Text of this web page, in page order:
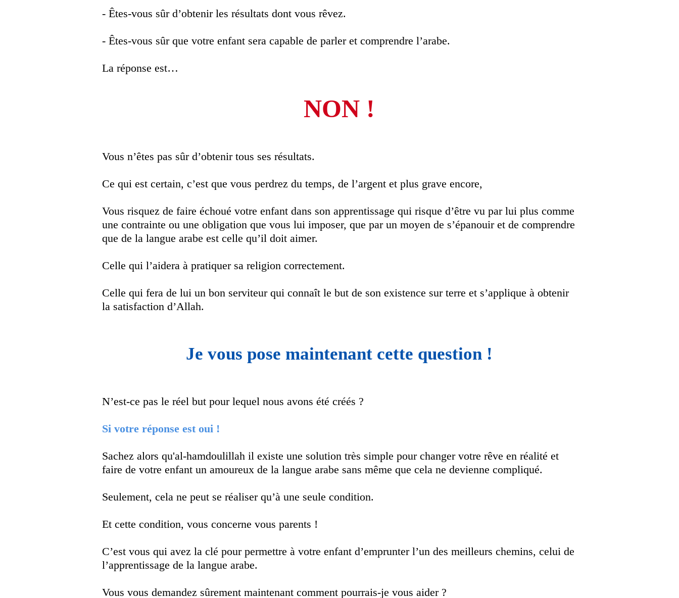
- Êtes-vous sûr d’obtenir les résultats dont vous rêvez.
- Êtes-vous sûr que votre enfant sera capable de parler et comprendre l’arabe.
La réponse est…
NON !
Vous n’êtes pas sûr d’obtenir tous ses résultats.
Ce qui est certain, c’est que vous perdrez du temps, de l’argent et plus grave encore,
Vous risquez de faire échoué votre enfant dans son apprentissage qui risque d’être vu par lui plus comme
une contrainte ou une obligation que vous lui imposer, que par un moyen de s’épanouir et de comprendre
que de la langue arabe est celle qu’il doit aimer.
Celle qui l’aidera à pratiquer sa religion correctement.
Celle qui fera de lui un bon serviteur qui connaît le but de son existence sur terre et s’applique à obtenir
la satisfaction d’Allah.
Je vous pose maintenant cette question !
N’est-ce pas le réel but pour lequel nous avons été créés ?
Si votre réponse est oui !
Sachez alors qu'al-hamdoulillah il existe une solution très simple pour changer votre rêve en réalité et
faire de votre enfant un amoureux de la langue arabe sans même que cela ne devienne compliqué.
Seulement, cela ne peut se réaliser qu’à une seule condition.
Et cette condition, vous concerne vous parents !
C’est vous qui avez la clé pour permettre à votre enfant d’emprunter l’un des meilleurs chemins, celui de
l’apprentissage de la langue arabe.
Vous vous demandez sûrement maintenant comment pourrais-je vous aider ?